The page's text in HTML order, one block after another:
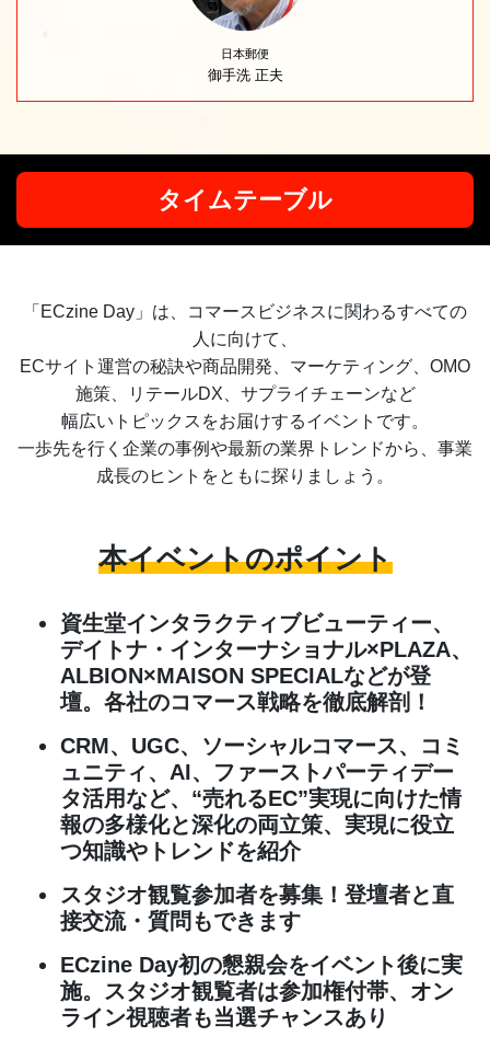
日本郵便
御手洗 正夫
タイムテーブル
「ECzine Day」は、コマースビジネスに関わるすべての
人に向けて、
ECサイト運営の秘訣や商品開発、マーケティング、OMO
施策、リテールDX、サプライチェーンなど
幅広いトピックスをお届けするイベントです。
一歩先を行く企業の事例や最新の業界トレンドから、事業
成長のヒントをともに探りましょう。
本イベントのポイント
資生堂インタラクティブビューティー、
デイトナ・インターナショナル×PLAZA、
ALBION×MAISON SPECIALなどが登
壇。各社のコマース戦略を徹底解剖！
CRM、UGC、ソーシャルコマース、コミ
ュニティ、AI、ファーストパーティデー
タ活用など、“売れるEC”実現に向けた情
報の多様化と深化の両立策、実現に役立
つ知識やトレンドを紹介
スタジオ観覧参加者を募集！登壇者と直
接交流・質問もできます
ECzine Day初の懇親会をイベント後に実
施。スタジオ観覧者は参加権付帯、オン
ライン視聴者も当選チャンスあり